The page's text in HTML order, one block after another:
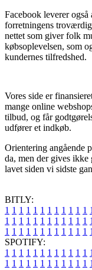
Facebook leverer
forretningens
nettet som giver folk
købsoplevelsen, som
kundernes tilfredshed.
Vores side er
mange online
tilbud, og får
udfører et indkøb.
Orientering angående
da, men der gives ikke
lavet siden vi sidste
BITLY:
1 1 1 1 1 1 1 1 1 1 1 1 1
1 1 1 1 1 1 1 1 1 1 1 1 1
1 1 1 1 1 1 1 1 1 1 1 1 1
SPOTIFY:
1 1 1 1 1 1 1 1 1 1 1 1 1
1 1 1 1 1 1 1 1 1 1 1 1 1